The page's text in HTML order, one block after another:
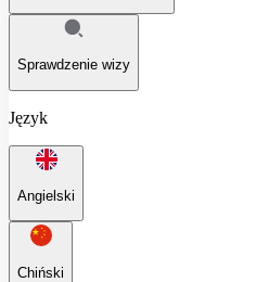
Sprawdzenie wizy
Język
Angielski
Chiński